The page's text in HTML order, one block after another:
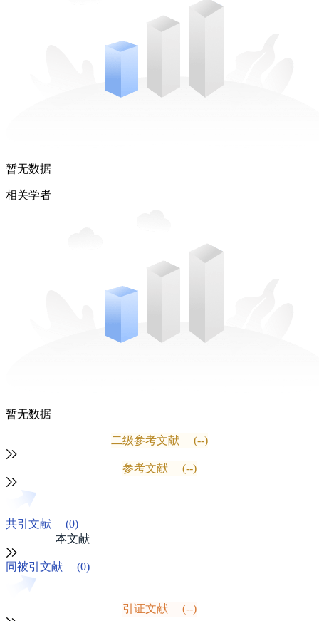
暂无数据
相关学者
暂无数据
二级参考文献 (--)
参考文献 (--)
共引文献
(0)
本文献
同被引文献 (0)
引证文献 (--)